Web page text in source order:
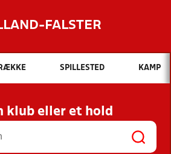
FALSTER
Hvad vil du søge efter?
INDHOLD OG NYHEDER
KLUBBER OG
HOLD
RÆKKE SPILLESTED KAMP
klub eller et hold